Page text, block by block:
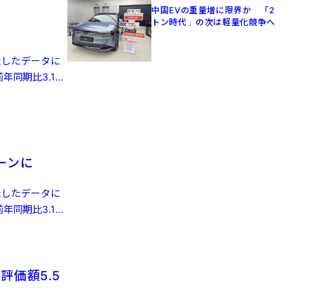
たデータに
同期比3.1%
ンに
たデータに
同期比3.1%
価額5.5
中国EVの重量増に限界か 「2
トン時代」の次は軽量化競争へ